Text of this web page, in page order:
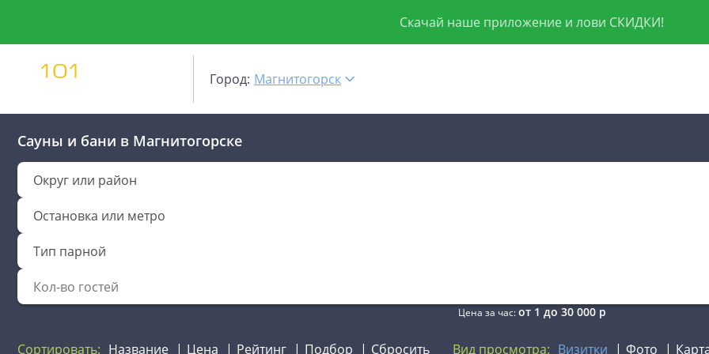
Скачай наше приложение и лови СКИДКИ!
Город: Магнитогорск
Сауны и бани в Магнитогорске
Округ или район
Остановка или метро
Тип парной
Цена за час:от 1 до 30 000р
Сортировать: Название Цена Рейтинг Подбор Сбросить Вид просмотра: Визитки Фото